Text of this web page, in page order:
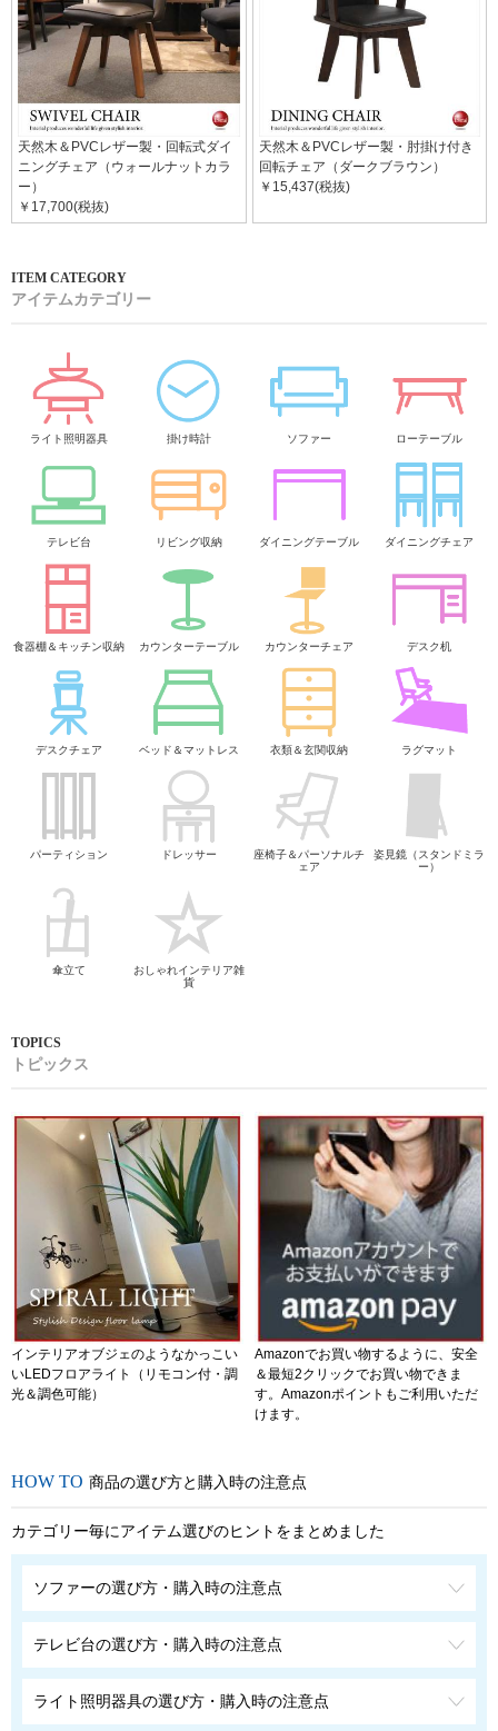
天然木＆PVCレザー製・回転式ダイ
ニングチェア（ウォールナットカラ
ー）
￥17,700(税抜)
天然木＆PVCレザー製・肘掛け付き
回転チェア（ダークブラウン）
￥15,437(税抜)
アイテムカテゴリー
ライト照明器具 掛け時計 ソファー ローテーブル
テレビ台 リビング収納 ダイニングテーブル ダイニングチェア
食器棚＆キッチン収納 カウンターテーブル カウンターチェア デスク机
デスクチェア ベッド＆マットレス 衣類＆玄関収納 ラグマット
パーティション ドレッサー
座椅子＆パーソナルチ
ェア
姿見鏡（スタンドミラ
ー）
傘立て
おしゃれインテリア雑
貨
トピックス
インテリアオブジェのようなかっこい
いLEDフロアライト（リモコン付・調
光＆調色可能）
Amazonでお買い物するように、安全
＆最短2クリックでお買い物できま
す。Amazonポイントもご利用いただ
けます。
商品の選び方と購入時の注意点
カテゴリー毎にアイテム選びのヒントをまとめました
ソファーの選び方・購入時の注意点
テレビ台の選び方・購入時の注意点
ライト照明器具の選び方・購入時の注意点